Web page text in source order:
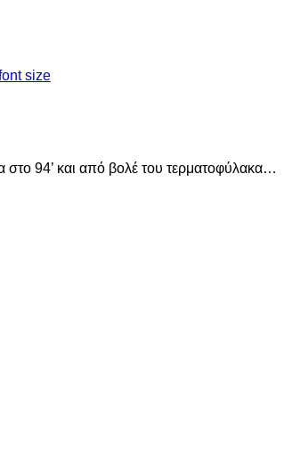
στο 94’ και από βολέ του τερματοφύλακα…